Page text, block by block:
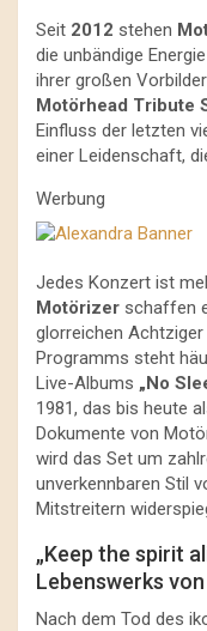
Seit 2012 stehen
die unbändige
ihrer großen
Motörhead Tribute
Einfluss der letzten
einer Leidenschaft,
Werbung
Jedes Konzert ist
Motörizer schaffen
glorreichen
Programms steht
Live-Albums „No
1981, das bis heute
Dokumente von
wird das Set um
unverkennbaren Stil
Mitstreitern
„Keep the spirit
Lebenswerks
Nach dem Tod des